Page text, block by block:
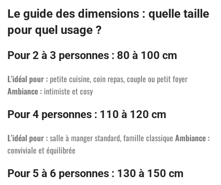
Le guide des dimensions : quelle taille
pour quel usage ?
Pour 2 à 3 personnes : 80 à 100 cm
L’idéal pour : petite cuisine, coin repas, couple ou petit foyer
Ambiance : intimiste et cosy
Pour 4 personnes : 110 à 120 cm
L’idéal pour :salle à manger standard, famille classique Ambiance :
conviviale et équilibrée
Pour 5 à 6 personnes : 130 à 150 cm